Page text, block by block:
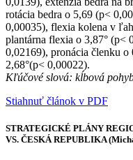
rotácia bedra o 5,69 (p<
0,00035), flexia kolena v
plantárna flexia o 3,87° (p<
0,02169), pronácia členku o
2,68°(p< 0,00022).
Kľúčové slová: kĺbová
Stiahnuť článok v PDF
STRATEGICKÉ PLÁNY
VS. ČESKÁ REPUBLIKA